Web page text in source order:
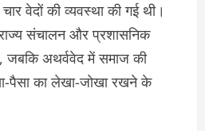
वेदों की व्यवस्था की गई थी।
संचालन और प्रशासनिक
जबकि अथर्ववेद में समाज की
पैसा का लेखा-जोखा रखने के